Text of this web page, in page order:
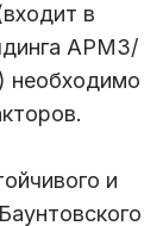
в
АРМЗ/
необходимо
и